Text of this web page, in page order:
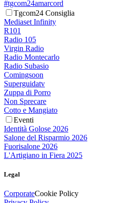
#tgcom24amarcord
Tgcom24 Consiglia
Mediaset Infinity
R101
Radio 105
Virgin Radio
Radio Montecarlo
Radio Subasio
Comingsoon
Superguidatv
Zuppa di Porro
Non Sprecare
Cotto e Mangiato
Eventi
Identità Golose 2026
Salone del Risparmio 2026
Fuorisalone 2026
L'Artigiano in Fiera 2025
Legal
CorporateCookie Policy